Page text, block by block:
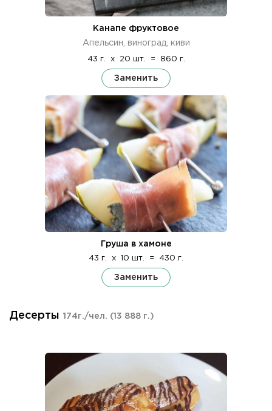
Канапе фруктовое
Апельсин, виноград, киви
43 г. x 20 шт. = 860 г.
Заменить
Груша в хамоне
43 г. x 10 шт. = 430 г.
Заменить
Десерты 174г./чел. (13 888 г.)